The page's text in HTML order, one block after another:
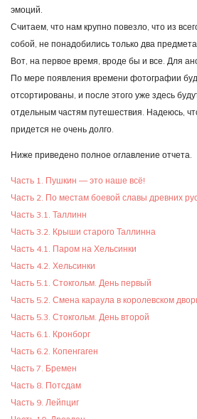
эмоций.
Считаем, что нам крупно повезло, что из
собой, не понадобились только два
Вот, на первое время, вроде бы и все. Для
По мере появления времени фотографии
отсортированы, и после этого уже здесь
отдельным частям путешествия. Надеюсь,
придется не очень долго.
Ниже приведено полное оглавление отчета.
Часть 1. Пушкин — это наше всё!
Часть 2. По местам боевой славы древних
Часть 3.1. Таллинн
Часть 3.2. Крыши старого Таллинна
Часть 4.1. Паром на Хельсинки
Часть 4.2. Хельсинки
Часть 5.1. Стокгольм. День первый
Часть 5.2. Смена караула в королевском
Часть 5.3. Стокгольм. День второй
Часть 6.1. Кронборг
Часть 6.2. Копенгаген
Часть 7. Бремен
Часть 8. Потсдам
Часть 9. Лейпциг